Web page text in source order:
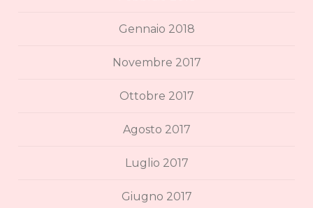
Gennaio 2018
Novembre 2017
Ottobre 2017
Agosto 2017
Luglio 2017
Giugno 2017